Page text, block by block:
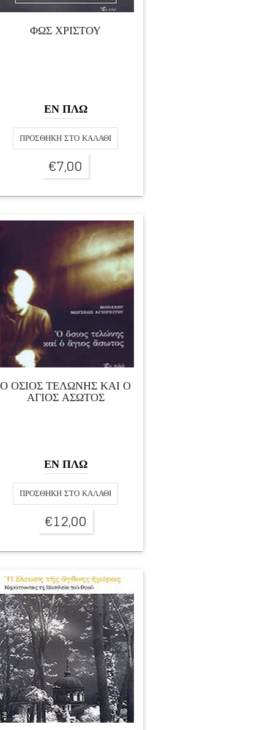
ΦΩΣ ΧΡΙΣΤΟΥ
ΕΝ ΠΛΩ
ΠΡΟΣΘΉΚΗ ΣΤΟ ΚΑΛΆΘΙ
€7,00
Ο ΟΣΙΟΣ ΤΕΛΩΝΗΣ ΚΑΙ Ο
ΑΓΙΟΣ ΑΣΩΤΟΣ
ΕΝ ΠΛΩ
ΠΡΟΣΘΉΚΗ ΣΤΟ ΚΑΛΆΘΙ
€12,00